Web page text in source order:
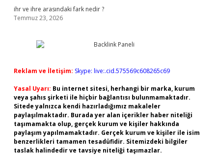
ihr ve ihre arasındaki fark nedir ?
Temmuz 23, 2026
Reklam ve İletişim: Skype: live:.cid.575569c608265c69
Yasal Uyarı: Bu internet sitesi, herhangi bir marka, kurum
veya şahıs şirketi ile hiçbir bağlantısı bulunmamaktadır.
Sitede yalnızca kendi hazırladığımız makaleler
paylaşılmaktadır. Burada yer alan içerikler haber niteliği
taşımamakta olup, gerçek kurum ve kişiler hakkında
paylaşım yapılmamaktadır. Gerçek kurum ve kişiler ile isim
benzerlikleri tamamen tesadüfidir. Sitemizdeki bilgiler
taslak halindedir ve tavsiye niteliği taşımazlar.